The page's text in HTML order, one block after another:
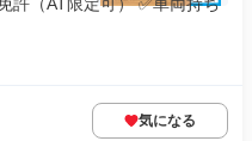
気になる